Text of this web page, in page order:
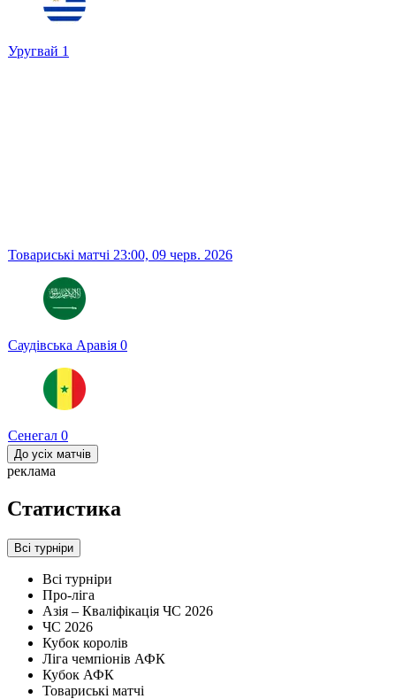
Уругвай 1
Товариські матчі 23:00, 09 черв. 2026
Саудівська Аравія 0
Сенегал 0
До усіх матчів
реклама
Статистика
Всі турніри
Всі турніри
Про-ліга
Азія – Кваліфікація ЧС 2026
ЧС 2026
Кубок королів
Ліга чемпіонів АФК
Кубок АФК
Товариські матчі